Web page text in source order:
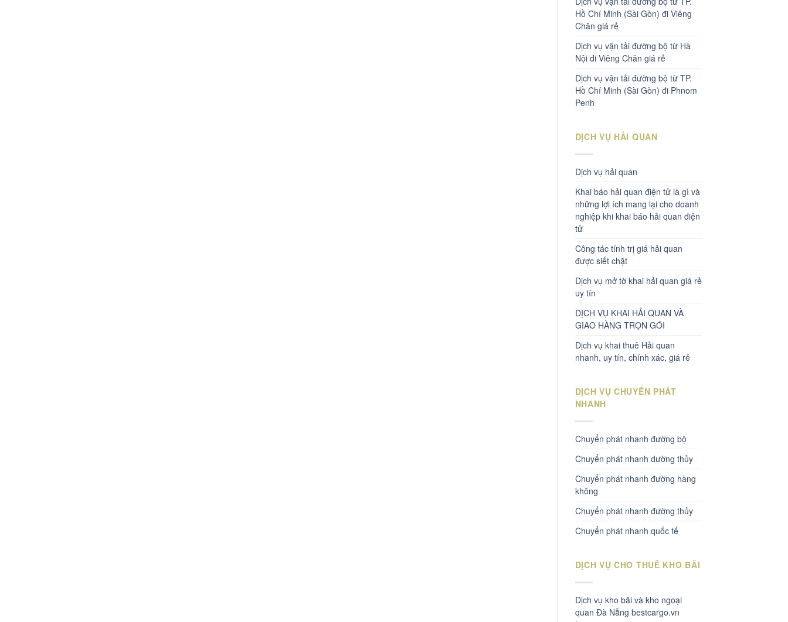
Hồ Chí Minh (Sài Gòn) đi Viêng
Chăn giá rẻ
Dịch vụ vận tải đường bộ từ Hà
Nội đi Viêng Chăn giá rẻ
Dịch vụ vận tải đường bộ từ TP.
Hồ Chí Minh (Sài Gòn) đi Phnom
Penh
DỊCH VỤ HẢI QUAN
Dịch vụ hải quan
Khai báo hải quan điện tử là gì và
những lợi ích mang lại cho doanh
nghiệp khi khai báo hải quan điện
tử
Công tác tính trị giá hải quan
được siết chặt
Dịch vụ mở tờ khai hải quan giá rẻ
uy tín
DỊCH VỤ KHAI HẢI QUAN VÀ
GIAO HÀNG TRỌN GÓI
Dịch vụ khai thuê Hải quan
nhanh, uy tín, chính xác, giá rẻ
DỊCH VỤ CHUYỂN PHÁT
NHANH
Chuyển phát nhanh đường bộ
Chuyển phát nhanh dường thủy
Chuyển phát nhanh đường hàng
không
Chuyển phát nhanh đường thủy
Chuyển phát nhanh quốc tế
DỊCH VỤ CHO THUÊ KHO BÃI
Dịch vụ kho bãi và kho ngoại
quan Đà Nẵng bestcargo.vn